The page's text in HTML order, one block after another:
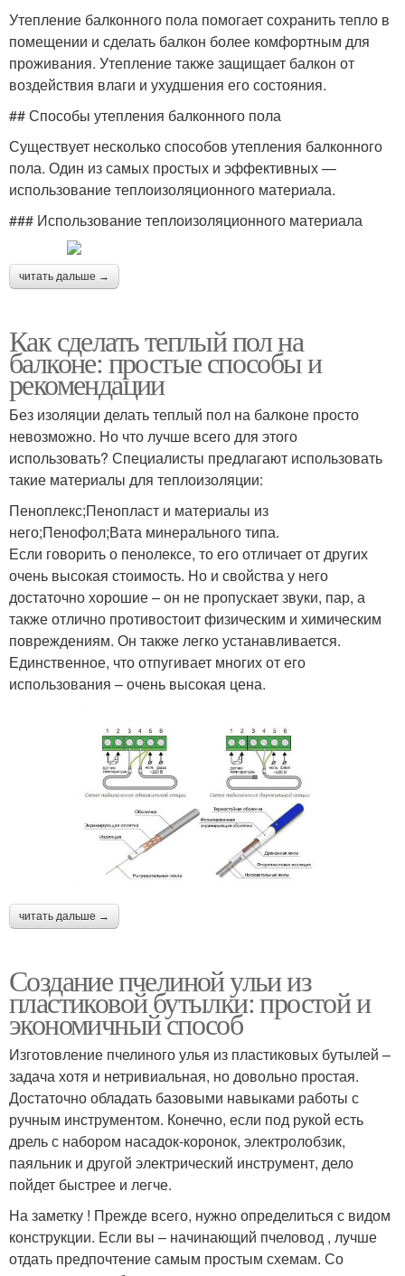
Утепление балконного пола помогает сохранить тепло в
помещении и сделать балкон более комфортным для
проживания. Утепление также защищает балкон от
воздействия влаги и ухудшения его состояния.
## Способы утепления балконного пола
Существует несколько способов утепления балконного
пола. Один из самых простых и эффективных —
использование теплоизоляционного материала.
### Использование теплоизоляционного материала
читать дальше →
Как сделать теплый пол на
балконе: простые способы и
рекомендации
Без изоляции делать теплый пол на балконе просто
невозможно. Но что лучше всего для этого
использовать? Специалисты предлагают использовать
такие материалы для теплоизоляции:
Пеноплекс;Пенопласт и материалы из
него;Пенофол;Вата минерального типа.
Если говорить о пенолексе, то его отличает от других
очень высокая стоимость. Но и свойства у него
достаточно хорошие – он не пропускает звуки, пар, а
также отлично противостоит физическим и химическим
повреждениям. Он также легко устанавливается.
Единственное, что отпугивает многих от его
использования – очень высокая цена.
читать дальше →
Создание пчелиной ульи из
пластиковой бутылки: простой и
экономичный способ
Изготовление пчелиного улья из пластиковых бутылей –
задача хотя и нетривиальная, но довольно простая.
Достаточно обладать базовыми навыками работы с
ручным инструментом. Конечно, если под рукой есть
дрель с набором насадок-коронок, электролобзик,
паяльник и другой электрический инструмент, дело
пойдет быстрее и легче.
На заметку ! Прежде всего, нужно определиться с видом
конструкции. Если вы – начинающий пчеловод , лучше
отдать предпочтение самым простым схемам. Со